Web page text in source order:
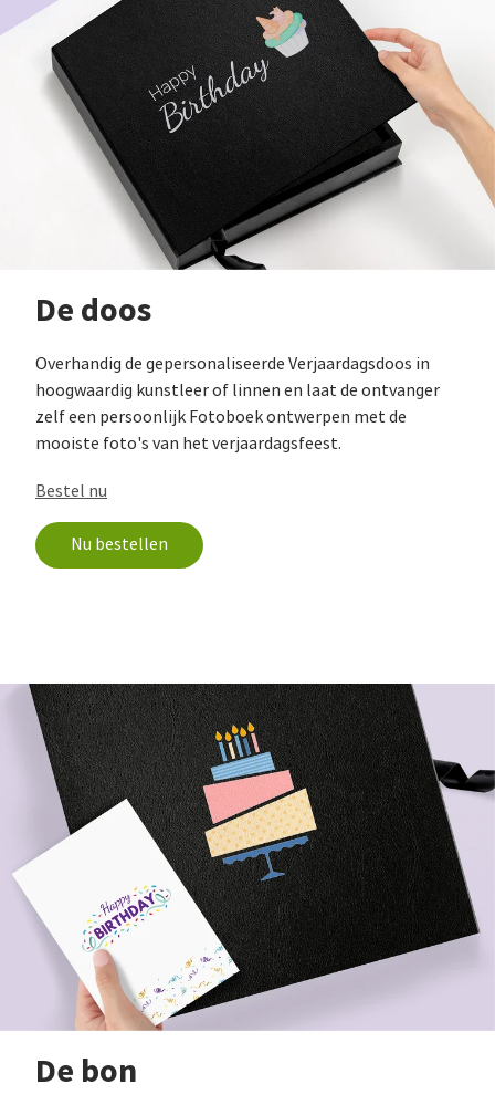
De doos
Overhandig de gepersonaliseerde Verjaardagsdoos in
hoogwaardig kunstleer of linnen en laat de ontvanger
zelf een persoonlijk Fotoboek ontwerpen met de
mooiste foto's van het verjaardagsfeest.
Bestel nu
Nu bestellen
De bon